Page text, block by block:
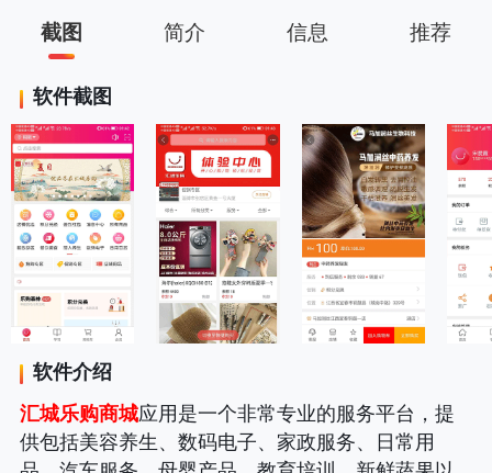
截图 简介 信息 推荐
软件截图
软件介绍
汇城乐购商城应用是一个非常专业的服务平台，提
供包括美容养生、数码电子、家政服务、日常用